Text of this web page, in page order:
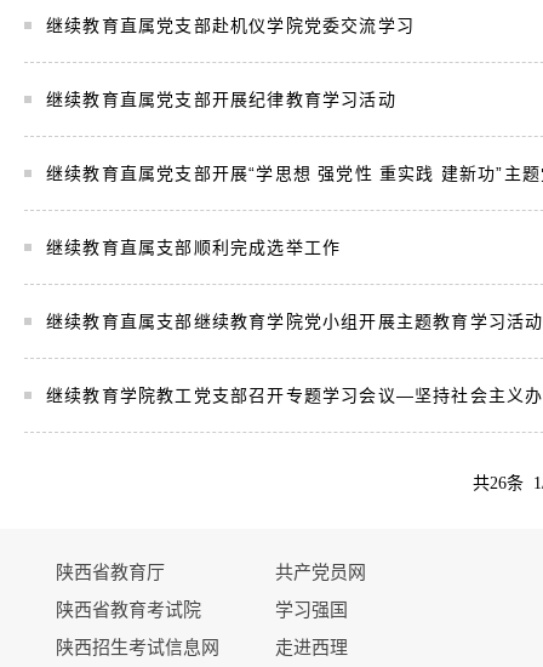
.
继续教育直属党支部赴机仪学院党委交流学习
.
继续教育直属党支部开展纪律教育学习活动
.
继续教育直属党支部开展“学思想 强党性 重实践 建新功”主
.
继续教育直属支部顺利完成选举工作
.
继续教育直属支部继续教育学院党小组开展主题教育学习活动
.
继续教育学院教工党支部召开专题学习会议—坚持社会主义
共26条
陕西省教育厅
陕西省教育考试院
陕西招生考试信息网
共产党员网
学习强国
走进西理